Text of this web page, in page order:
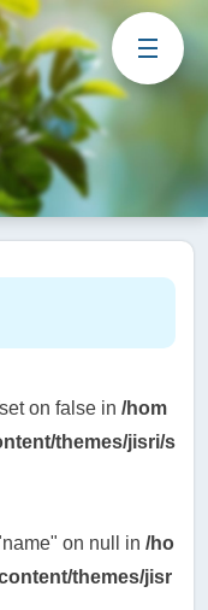
on false in /hom
themes/jisri/s
on null in /ho
themes/jisr